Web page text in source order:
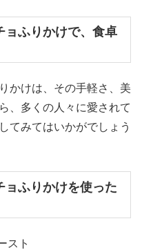
ョふりかけで、食卓
かけは、その手軽さ、美
、多くの人々に愛されて
てみてはいかがでしょう
ョふりかけを使った
スト